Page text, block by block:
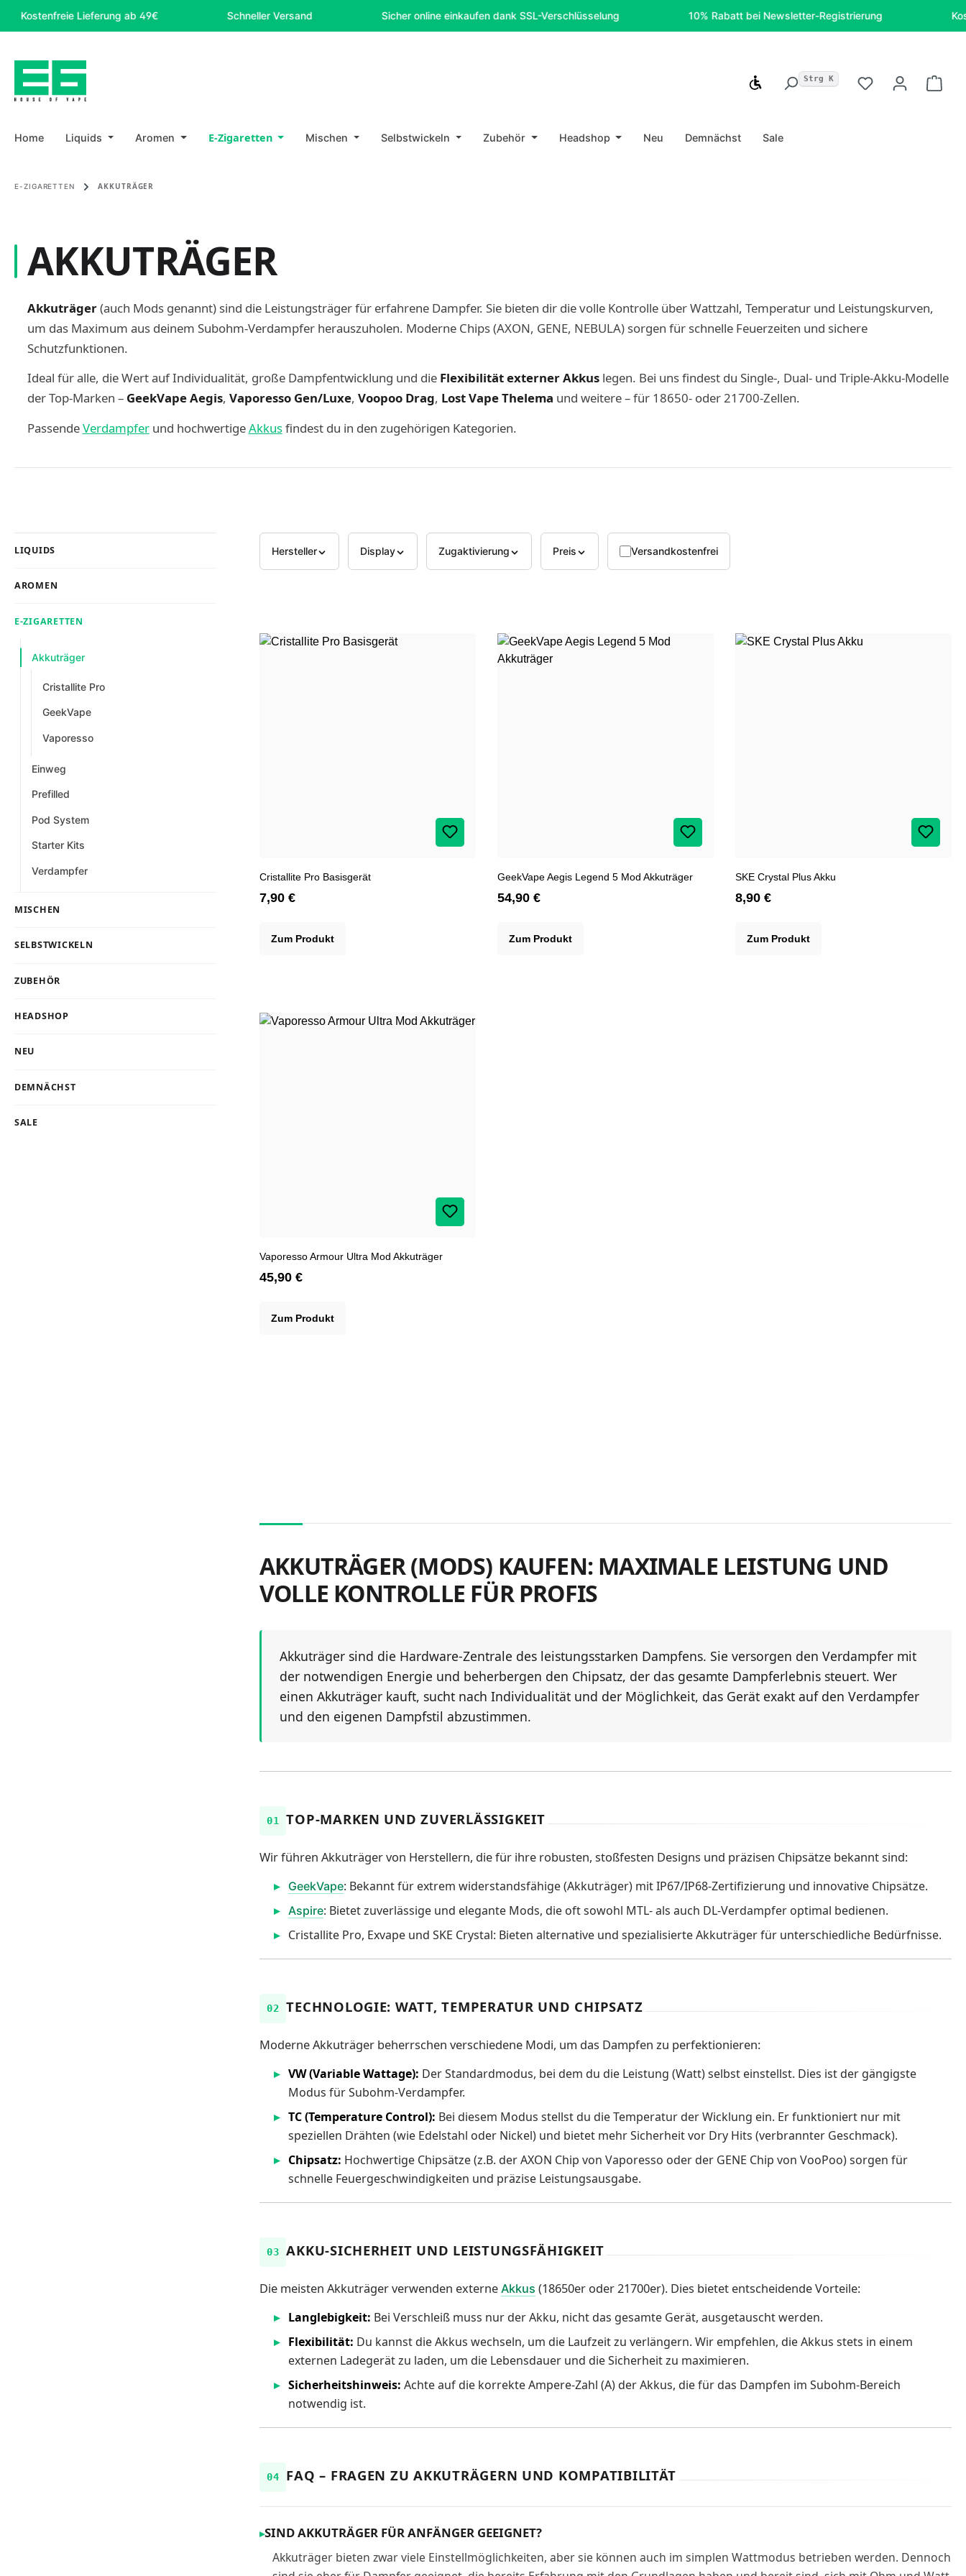
Hauptinhalt springen
Zur Suche springen
Zur Hauptnavigation springen
Lieferung ab 49€ Schneller Versand Sicher online einkaufen dank SSL-Verschlüsselung 10% Rabatt bei Newsletter-Registrierung
Werkzeugleiste anzeigen
Strg K Du hast 0
Home Liquids Aromen E-Zigaretten Mischen Selbstwickeln Zubehör Headshop Neu Demnächst Sale
E-ZIGARETTEN AKKUTRÄGER
AKKUTRÄGER
Akkuträger(auch Mods genannt) sind die Leistungsträger für erfahrene Dampfer. Sie bieten dir die volle Kontrolle über Wattzahl, Temperatur und Leistungskurven,
um das Maximum aus deinem Subohm-Verdampfer herauszuholen. Moderne Chips (AXON, GENE, NEBULA) sorgen für schnelle Feuerzeiten und sichere
Schutzfunktionen.
Ideal für alle, die Wert auf Individualität, große Dampfentwicklung und die Flexibilität externer Akkuslegen. Bei uns findest du Single-, Dual- und Triple-Akku-Modelle
der Top-Marken – GeekVape Aegis, Vaporesso Gen/Luxe, Voopoo Drag, Lost Vape Thelema und weitere – für 18650- oder 21700-Zellen.
PassendeVerdampferund hochwertigeAkkusfindest du in den zugehörigen Kategorien.
LIQUIDS
AROMEN
E-ZIGARETTEN
Akkuträger
Cristallite Pro
GeekVape
Vaporesso
Einweg
Prefilled
Pod System
Starter Kits
Verdampfer
MISCHEN
SELBSTWICKELN
ZUBEHÖR
HEADSHOP
NEU
DEMNÄCHST
SALE
Hersteller Display Zugaktivierung Preis Filter hinzufügen: Versandkostenfrei
Versandkostenfrei
Cristallite Pro Basisgerät
7,90 €
Zum Produkt
GeekVape Aegis Legend 5 Mod Akkuträger
54,90 €
Zum Produkt
SKE Crystal Plus Akku
8,90 €
Zum Produkt
Vaporesso Armour Ultra Mod Akkuträger
45,90 €
Zum Produkt
AKKUTRÄGER (MODS) KAUFEN: MAXIMALE LEISTUNG UND
VOLLE KONTROLLE FÜR PROFIS
Akkuträger sind die Hardware-Zentrale des leistungsstarken Dampfens. Sie versorgen den Verdampfer mit
der notwendigen Energie und beherbergen den Chipsatz, der das gesamte Dampferlebnis steuert. Wer
einen Akkuträger kauft, sucht nach Individualität und der Möglichkeit, das Gerät exakt auf den Verdampfer
und den eigenen Dampfstil abzustimmen.
TOP-MARKEN UND ZUVERLÄSSIGKEIT
Wir führen Akkuträger von Herstellern, die für ihre robusten, stoßfesten Designs und präzisen Chipsätze bekannt sind:
GeekVape: Bekannt für extrem widerstandsfähige (Akkuträger) mit IP67/IP68-Zertifizierung und innovative Chipsätze.
Aspire: Bietet zuverlässige und elegante Mods, die oft sowohl MTL- als auch DL-Verdampfer optimal bedienen.
Cristallite Pro, Exvape und SKE Crystal: Bieten alternative und spezialisierte Akkuträger für unterschiedliche Bedürfnisse.
TECHNOLOGIE: WATT, TEMPERATUR UND CHIPSATZ
Moderne Akkuträger beherrschen verschiedene Modi, um das Dampfen zu perfektionieren:
VW (Variable Wattage): Der Standardmodus, bei dem du die Leistung (Watt) selbst einstellst. Dies ist der gängigste
Modus für Subohm-Verdampfer.
TC (Temperature Control): Bei diesem Modus stellst du die Temperatur der Wicklung ein. Er funktioniert nur mit
speziellen Drähten (wie Edelstahl oder Nickel) und bietet mehr Sicherheit vor Dry Hits (verbrannter Geschmack).
Chipsatz: Hochwertige Chipsätze (z.B. der AXON Chip von Vaporesso oder der GENE Chip von VooPoo) sorgen für
schnelle Feuergeschwindigkeiten und präzise Leistungsausgabe.
AKKU-SICHERHEIT UND LEISTUNGSFÄHIGKEIT
Die meisten Akkuträger verwenden externe Akkus (18650er oder 21700er). Dies bietet entscheidende Vorteile:
Langlebigkeit: Bei Verschleiß muss nur der Akku, nicht das gesamte Gerät, ausgetauscht werden.
Flexibilität: Du kannst die Akkus wechseln, um die Laufzeit zu verlängern. Wir empfehlen, die Akkus stets in einem
externen Ladegerät zu laden, um die Lebensdauer und die Sicherheit zu maximieren.
Sicherheitshinweis: Achte auf die korrekte Ampere-Zahl (A) der Akkus, die für das Dampfen im Subohm-Bereich
notwendig ist.
FAQ – FRAGEN ZU AKKUTRÄGERN UND KOMPATIBILITÄT
SIND AKKUTRÄGER FÜR ANFÄNGER GEEIGNET?
Akkuträger bieten zwar viele Einstellmöglichkeiten, aber sie können auch im simplen Wattmodus betrieben werden. Dennoch